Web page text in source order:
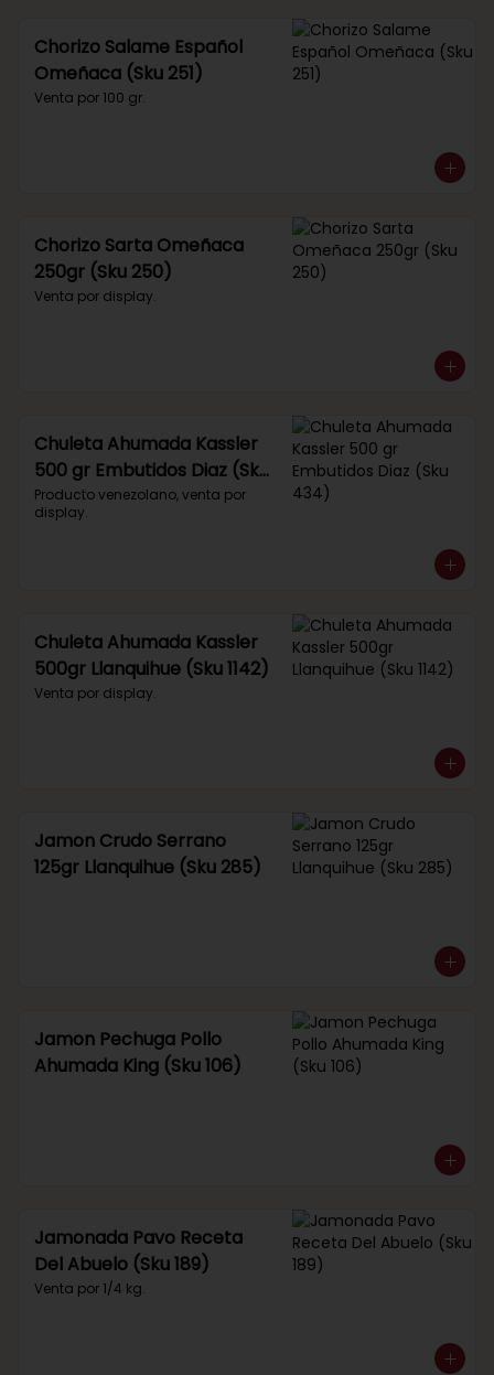
Chorizo Salame Español
Omeñaca (Sku 251)
Venta por 100 gr.
Chorizo Sarta Omeñaca
250gr (Sku 250)
Venta por display.
Chuleta Ahumada Kassler
500 gr Embutidos Diaz (Sku
434)
Producto venezolano, venta por
display.
Chuleta Ahumada Kassler
500gr Llanquihue (Sku 1142)
Venta por display.
Jamon Crudo Serrano
125gr Llanquihue (Sku 285)
Jamon Pechuga Pollo
Ahumada King (Sku 106)
Jamonada Pavo Receta
Del Abuelo (Sku 189)
Venta por 1/4 kg.